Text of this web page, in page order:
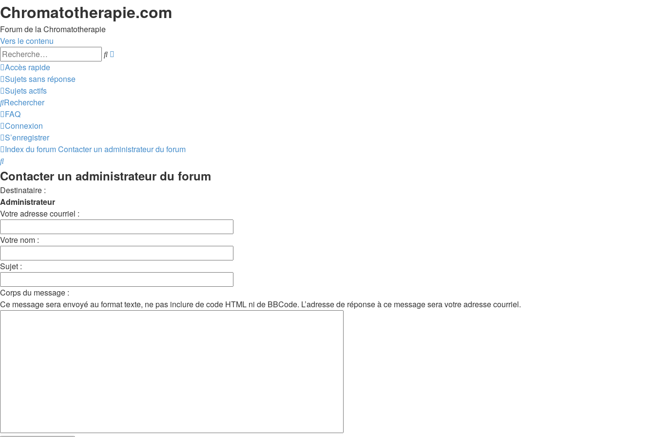
Chromatotherapie.com
Forum de la Chromatotherapie
Vers le contenu
Rechercher
Accès rapide
Sujets sans réponse
Sujets actifs
Rechercher
FAQ
Connexion
S’enregistrer
Index du forumContacter un administrateur du forum
Rechercher
Contacter un administrateur du forum
Destinataire :
Administrateur
Votre adresse courriel :
Votre nom :
Sujet :
Corps du message :
Ce message sera envoyé au format texte, ne pas inclure de code HTML ni de BBCode. L’adresse de réponse à ce message sera votre adresse courriel.